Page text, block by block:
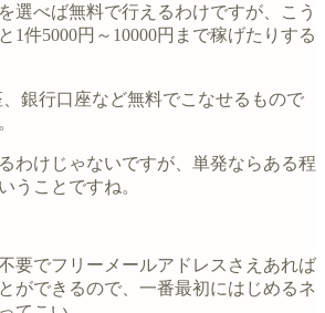
選べば無料で行えるわけですが、こう
1件5000円～10000円まで稼げたりする
銀行口座など無料でこなせるもので
わけじゃないですが、単発ならある程
うことですね。
要でフリーメールアドレスさえあれば
ができるので、一番最初にはじめるネ